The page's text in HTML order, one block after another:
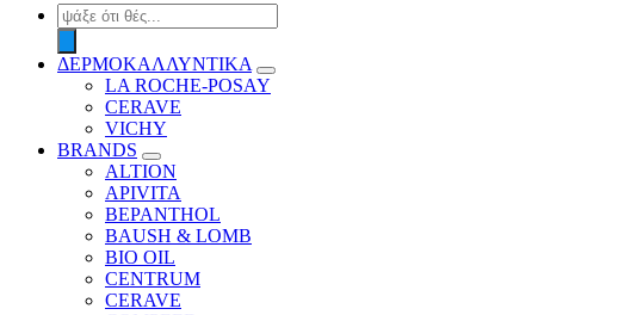
Products
search
ΔΕΡΜΟΚΑΛΛΥΝΤΙΚΑ
LA ROCHE-POSAY
CERAVE
VICHY
BRANDS
ALTION
APIVITA
BEPANTHOL
BAUSH & LOMB
BIO OIL
CENTRUM
CERAVE